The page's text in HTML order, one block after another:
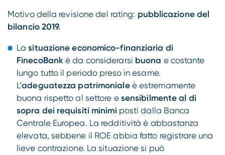
Motivo della revisione del rating: pubblicazione del
bilancio 2019.
Lasituazione economico-finanziaria di
FinecoBankè da considerarsi buona e costante
lungo tutto il periodo preso in esame.
L’adeguatezza patrimonialeè estremamente
buona rispetto al settore e sensibilmente al di
sopra dei requisiti minimi posti dalla Banca
Centrale Europea. La redditività è abbastanza
elevata, sebbene il ROE abbia fatto registrare una
lieve contrazione. La situazione si può